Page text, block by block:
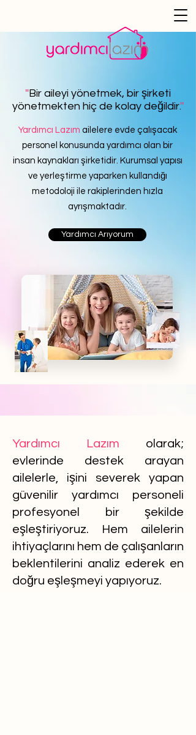
''Bir aileyi yönetmek, bir şirketi
yönetmekten hiç de kolay değildir.''
Yardımcı Lazım ailelere evde çalışacak
personel konusunda yardımcı olan bir
insan kaynakları şirketidir. Kurumsal yapısı
ve yerleştirme yaparken kullandığı
metodoloji ile rakiplerinden hızla
ayrışmaktadır.
Yardımcı Arıyorum
Yardımcı Lazım olarak;
evlerinde destek arayan
ailelerle, işini severek yapan
güvenilir yardımcı personeli
profesyonel bir şekilde
eşleştiriyoruz. Hem ailelerin
ihtiyaçlarını hem de çalışanların
beklentilerini analiz ederek en
doğru eşleşmeyi yapıyoruz.